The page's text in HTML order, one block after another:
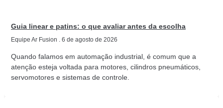
Guia linear e patins: o que avaliar antes da escolha
Equipe Ar Fusion 6 de agosto de 2026
Quando falamos em automação industrial, é comum que a
atenção esteja voltada para motores, cilindros pneumáticos,
servomotores e sistemas de controle.